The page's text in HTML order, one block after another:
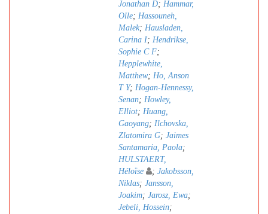
Jonathan D; Hammar,
Olle; Hassouneh,
Malek; Hausladen,
Carina I; Hendrikse,
Sophie C F;
Hepplewhite,
Matthew; Ho, Anson
T Y; Hogan-Hennessy,
Senan; Howley,
Elliot; Huang,
Gaoyang; Ilchovska,
Zlatomira G; Jaimes
Santamaria, Paola;
HULSTAERT,
Héloïse
; Jakobsson,
Niklas; Jansson,
Joakim; Jarosz, Ewa;
Jebeli, Hossein;